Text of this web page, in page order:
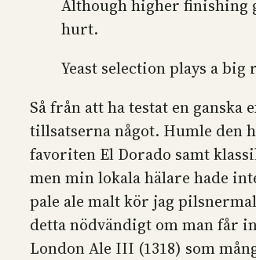
Although higher finishing
hurt.
Yeast selection plays a
Så från att ha testat en
tillsatserna något. Humle den
favoriten El Dorado samt
men min lokala hälare hade
pale ale malt kör jag
detta nödvändigt om man får
London Ale III (1318) som